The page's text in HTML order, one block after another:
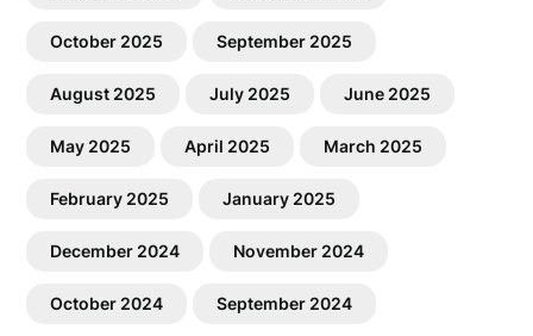
October 2025 September 2025
August 2025 July 2025 June 2025
May 2025 April 2025 March 2025
February 2025 January 2025
December 2024 November 2024
October 2024 September 2024